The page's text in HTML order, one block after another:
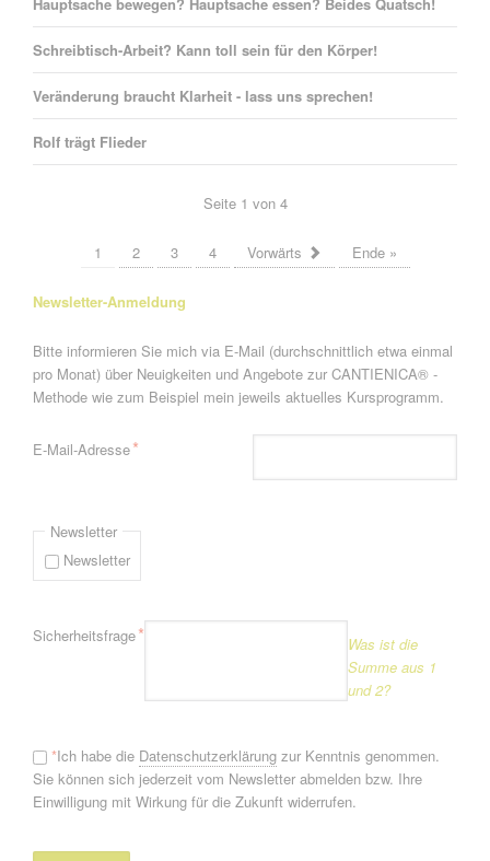
Schreibtisch-Arbeit? Kann toll sein für den Körper!
Veränderung braucht Klarheit - lass uns sprechen!
Rolf trägt Flieder
Seite 1 von 4
1 2 3 4 Vorwärts Ende »
Newsletter-Anmeldung
Bitte informieren Sie mich via E-Mail (durchschnittlich etwa einmal
pro Monat) über Neuigkeiten und Angebote zur CANTIENICA® -
Methode wie zum Beispiel mein jeweils aktuelles Kursprogramm.
Pflichtfeld
E-Mail-Adresse*
Newsletter
Newsletter
Pflichtfeld
Sicherheitsfrage*
Was ist die
Summe aus 1
und 2?
*Ich habe die Datenschutzerklärungzur Kenntnis genommen.
Sie können sich jederzeit vom Newsletter abmelden bzw. Ihre
Einwilligung mit Wirkung für die Zukunft widerrufen.